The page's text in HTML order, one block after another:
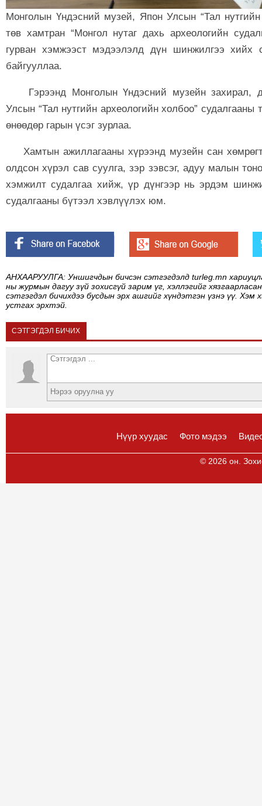
Монголын Үндэсний музей, Япон Улсын “Тал нутгийн
төв хамтран “Монгол нутаг дахь археологийн
гурван хэмжээст мэдээлэлд дүн шинжилгээ хийх
байгууллаа.
Гэрээнд Монголын Үндэсний музейн захирал,
Улсын “Тал нутгийн археологийн холбоо”
өнөөдөр гарын үсэг зурлаа.
Хамтын ажиллагааны хүрээнд музейн сан
олдсон хүрэл сав суулга, зэр зэвсэг, адуу малын
хэмжилт судалгаа хийж, үр дүнгээр нь эрдэм
судалгааны бүтээл хэвлүүлэх юм.
АНХААРУУЛГА: Уншигчдын бичсэн сэтгэгдэлд turleg.mn
ны журмын дагуу зүй зохисгүй зарим үг, хэллэгийг
сэтгэгдэл бичихдээ бусдын эрх ашгийг хүндэтгэн үзнэ үү. Хэм
устгах эрхтэй.
СЭТГЭГДЭЛ БИЧИХ
Нүүр хуудас Фото мэдээ
© 2026 он.